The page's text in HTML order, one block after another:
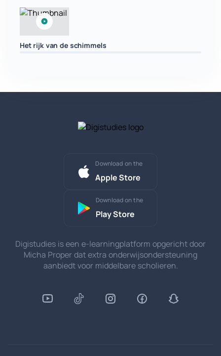
Het rijk van de schimmels
Download on the
Apple Store
Download on the
Play Store
Digistudies is een e-learningplatform opgericht door
Micha Proper dat extra onderwijsondersteuning
aanbiedt voor middelbare scholieren.